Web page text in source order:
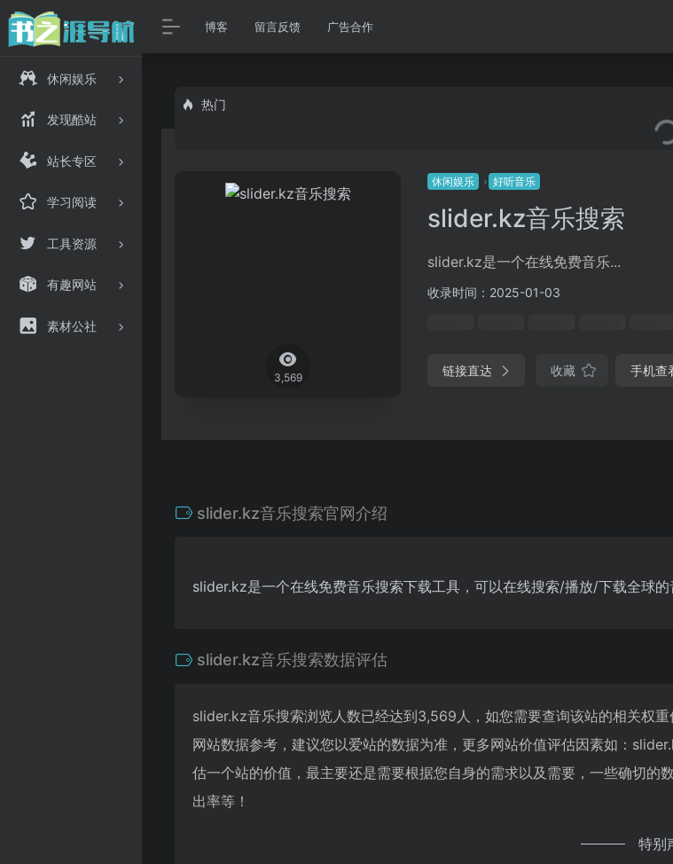
休闲娱乐
发现酷站
站长专区
学习阅读
工具资源
有趣网站
素材公社
博客 留言反馈 广告合作
热门
3,569
休闲娱乐 好听音乐
slider.kz音乐搜索
slider.kz是一个在线免费音乐...
收录时间：2025-01-03
链接直达 收藏 手机查
slider.kz音乐搜索官网介绍
slider.kz是一个在线免费音乐搜索下载工具，可以在线搜索/播放/下载全球
slider.kz音乐搜索数据评估
slider.kz音乐搜索浏览人数已经达到3,569人，如您需要查询该站的相关权
网站数据参考，建议您以爱站的数据为准，更多网站价值评估因素如：
估一个站的价值，最主要还是需要根据您自身的需求以及需要，一些确切
出率等！
特别